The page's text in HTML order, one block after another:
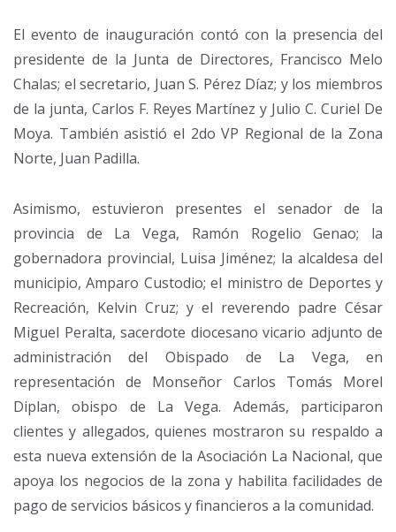
El evento de inauguración contó con la presencia del
presidente de la Junta de Directores, Francisco Melo
Chalas; el secretario, Juan S. Pérez Díaz; y los miembros
de la junta, Carlos F. Reyes Martínez y Julio C. Curiel De
Moya. También asistió el 2do VP Regional de la Zona
Norte, Juan Padilla.
Asimismo, estuvieron presentes el senador de la
provincia de La Vega, Ramón Rogelio Genao; la
gobernadora provincial, Luisa Jiménez; la alcaldesa del
municipio, Amparo Custodio; el ministro de Deportes y
Recreación, Kelvin Cruz; y el reverendo padre César
Miguel Peralta, sacerdote diocesano vicario adjunto de
administración del Obispado de La Vega, en
representación de Monseñor Carlos Tomás Morel
Diplan, obispo de La Vega. Además, participaron
clientes y allegados, quienes mostraron su respaldo a
esta nueva extensión de la Asociación La Nacional, que
apoya los negocios de la zona y habilita facilidades de
pago de servicios básicos y financieros a la comunidad.